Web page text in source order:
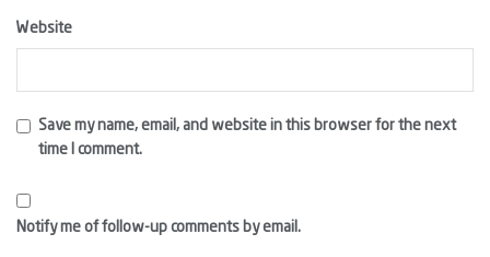
Website
Save my name, email, and website in this browser for the next
time I comment.
Notify me of follow-up comments by email.